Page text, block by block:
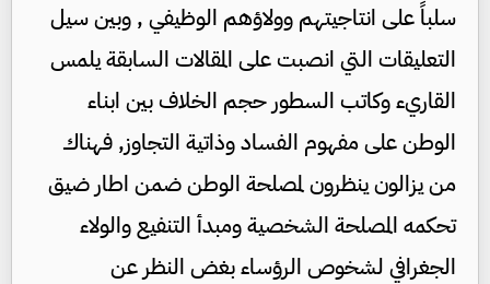
سلباً على انتاجيتهم وولاؤهم الوظيفي , وبين سيل
التعليقات التي انصبت على المقالات السابقة يلمس
القاريء وكاتب السطور حجم الخلاف بين ابناء
الوطن على مفهوم الفساد وذاتية التجاوز, فهناك
من يزالون ينظرون لمصلحة الوطن ضمن اطار ضيق
تحكمه المصلحة الشخصية ومبدأ التنفيع والولاء
الجغرافي لشخوص الرؤساء بغض النظر عن